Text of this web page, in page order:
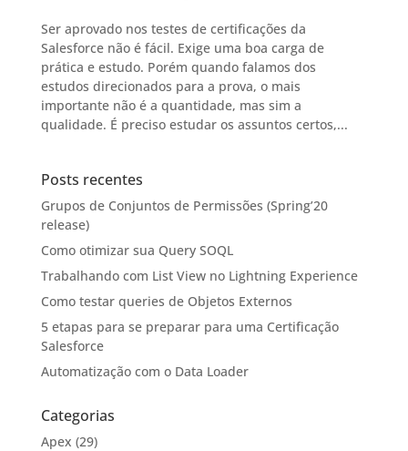
Ser aprovado nos testes de certificações da
Salesforce não é fácil. Exige uma boa carga de
prática e estudo. Porém quando falamos dos
estudos direcionados para a prova, o mais
importante não é a quantidade, mas sim a
qualidade. É preciso estudar os assuntos certos,...
Posts recentes
Grupos de Conjuntos de Permissões (Spring’20
release)
Como otimizar sua Query SOQL
Trabalhando com List View no Lightning Experience
Como testar queries de Objetos Externos
5 etapas para se preparar para uma Certificação
Salesforce
Automatização com o Data Loader
Categorias
Apex (29)